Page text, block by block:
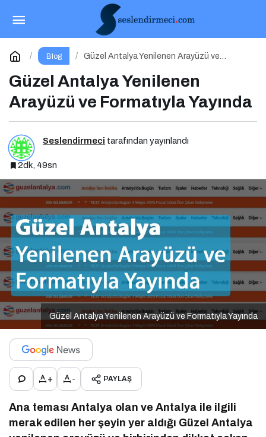
Blog
Güzel Antalya Yenilenen Arayüzü ve
Güzel Antalya Yenilenen
Arayüzü ve Formatıyla Yayında
Seslendirmeci tarafından yayınlandı
2dk, 49sn
Güzel Antalya Yenilenen Arayüzü ve Formatıyla Yayında
+ - PAYLAŞ
Ana teması Antalya olan ve Antalya ile ilgili
merak edilen her şeyin yer aldığı Güzel Antalya
Aynada Görmek İstediğimiz: Gerçekten
Kimiz?
Yorum Yap